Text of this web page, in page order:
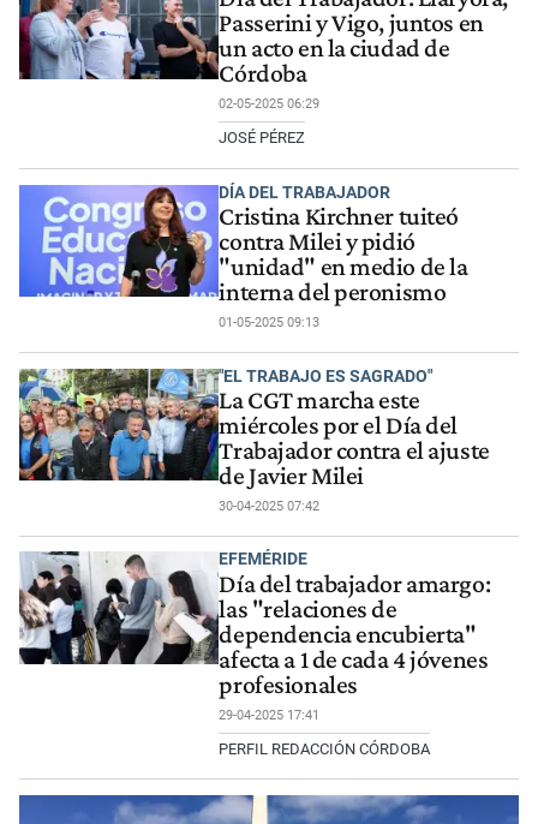
Passerini y Vigo, juntos en
un acto en la ciudad de
Córdoba
02-05-2025 06:29
JOSÉ PÉREZ
DÍA DEL TRABAJADOR
Cristina Kirchner tuiteó
contra Milei y pidió
"unidad" en medio de la
interna del peronismo
01-05-2025 09:13
"EL TRABAJO ES SAGRADO"
La CGT marcha este
miércoles por el Día del
Trabajador contra el ajuste
de Javier Milei
30-04-2025 07:42
EFEMÉRIDE
Día del trabajador amargo:
las "relaciones de
dependencia encubierta"
afecta a 1 de cada 4 jóvenes
profesionales
29-04-2025 17:41
PERFIL REDACCIÓN CÓRDOBA